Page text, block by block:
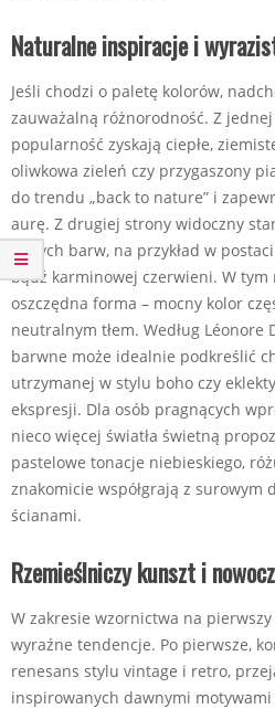
Naturalne inspiracje i
Jeśli chodzi o paletę kolorów,
zauważalną różnorodność. Z
popularność zyskają ciepłe,
oliwkowa zieleń czy przygaszony
do trendu „back to nature” i
aurę. Z drugiej strony widoczny
żywych barw, na przykład w
bądź karminowej czerwieni. W
oszczędna forma – mocny kolor
neutralnym tłem. Według Léonore
barwne może idealnie podkreślić
utrzymanej w stylu boho czy
ekspresji. Dla osób pragnących
nieco więcej światła świetną
pastelowe tonacje niebieskiego,
znakomicie współgrają z surowym
ścianami.
Rzemieślniczy kunszt i
W zakresie wzornictwa na
wyraźne tendencje. Po pierwsze,
renesans stylu vintage i retro,
inspirowanych dawnymi